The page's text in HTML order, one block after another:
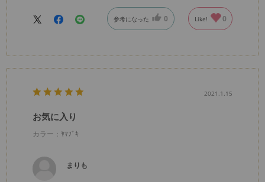
参考になった 0 Like! 0
2021.1.15
お気に入り
カラー：ﾔﾏﾌﾞｷ
まりも